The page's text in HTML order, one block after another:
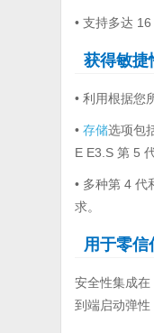
• 支持多达
获得敏捷
• 利用根据您
•存储选项包
E E3.S 第 5 代
• 多种第 4 代
求。
用于零信
安全性集成
到端启动弹性